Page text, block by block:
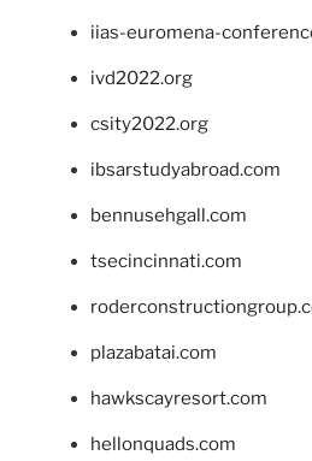
iias-euromena-
ivd2022.org
csity2022.org
ibsarstudyabroad.com
bennusehgall.com
tsecincinnati.com
plazabatai.com
hawkscayresort.com
hellonquads.com